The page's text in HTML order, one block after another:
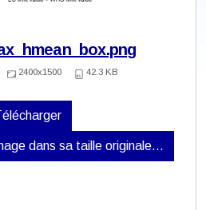
2400x1500 42.3 KB
dans sa taille originale…